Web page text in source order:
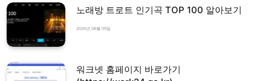
노래방 트로트 인기곡 TOP 100 알아보기
2026년 08월 09일
워크넷 홈페이지 바로가기